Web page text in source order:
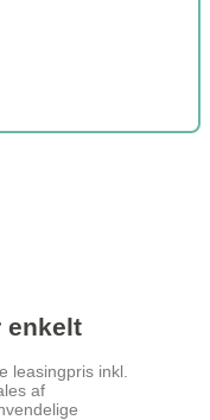
enkelt
leasingpris inkl.
af